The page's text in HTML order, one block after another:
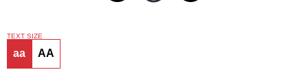
TEXT SIZE
aa AA